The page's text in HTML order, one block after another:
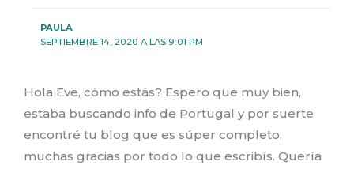
PAULA
SEPTIEMBRE 14, 2020 A LAS 9:01 PM
Hola Eve, cómo estás? Espero que muy bien,
estaba buscando info de Portugal y por suerte
encontré tu blog que es súper completo,
muchas gracias por todo lo que escribís. Quería